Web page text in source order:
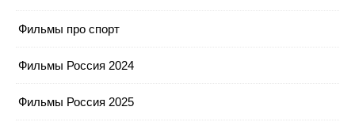
Фильмы про спорт
Фильмы Россия 2024
Фильмы Россия 2025